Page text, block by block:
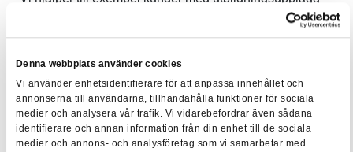
Denna webbplats använder cookies
Vi använder enhetsidentifierare för att anpassa innehållet och
annonserna till användarna, tillhandahålla funktioner för sociala
medier och analysera vår trafik. Vi vidarebefordrar även sådana
identifierare och annan information från din enhet till de sociala
medier och annons- och analysföretag som vi samarbetar med.
som varvar lärarledda kurser vart tredje år med digitala
repetitionsutbildningar. Däremellan bistår vi med att hålla
koll så att alla har erforderlig kompetens. Att varva teori med
praktiskt innehåll är en annan insikt att inspireras av, säger
Frida.
Hållbarhet – hela